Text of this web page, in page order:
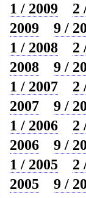
1 / 2009
2
2009
9 /
1 / 2008
2
2008
9 /
1 / 2007
2
2007
9 /
1 / 2006
2
2006
9 /
1 / 2005
2
2005
9 /